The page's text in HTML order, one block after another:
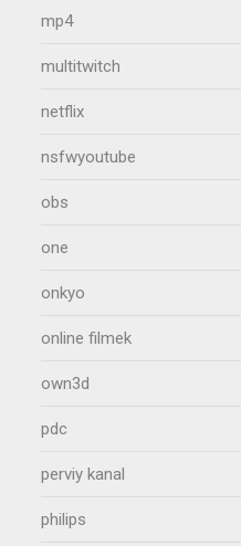
mp4
multitwitch
netflix
nsfwyoutube
obs
one
onkyo
online filmek
own3d
pdc
perviy kanal
philips